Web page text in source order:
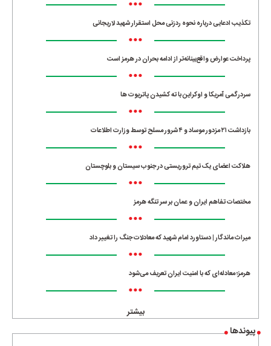
•••
تکذیب ادعایی درباره نحوه ردزنی محل استقرار شهید لاریجانی
•••
پرداخت عوارض واقع‌بینانه‌تر از ادامه بحران در هرمز است
•••
سردرگمی آمریکا و اوکراین با ته کشیدن پاتریوت ها
•••
بازداشت ۲۱ مزدور موساد و ۴ شرور مسلح توسط وزارت اطلاعات
•••
هلاکت اعضای یک تیم تروریستی در جنوب سیستان و بلوچستان
•••
مختصات تفاهم ایران و عمان بر سر تنگه هرمز
•••
میراث ماندگار | دستاورد امام شهید که معادلات جنگ را تغییر داد
•••
هرمز؛ معادله‌ای که با امنیت ایران تعریف می‌شود
•••
بیشتر
پیوندها